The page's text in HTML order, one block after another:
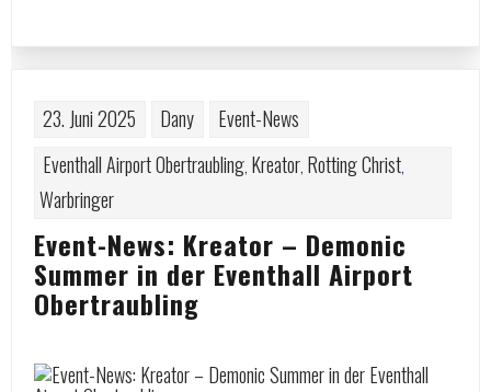
23. Juni 2025 Dany
Event-News
Eventhall Airport Obertraubling, Kreator, Rotting Christ,
Warbringer
Event-News: Kreator – Demonic
Summer in der Eventhall Airport
Obertraubling